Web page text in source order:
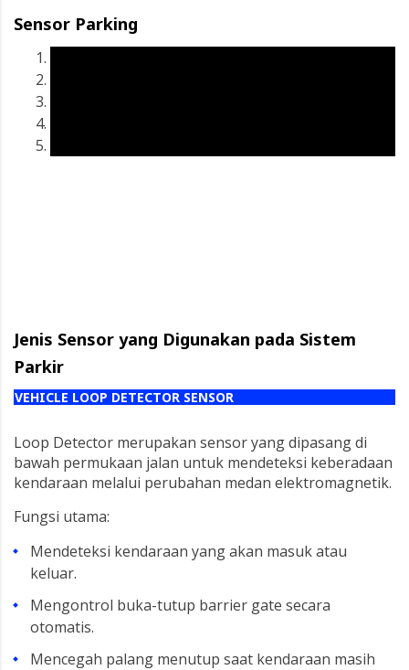
Sensor Parking
Jenis Sensor yang Digunakan pada Sistem
Parkir
VEHICLE LOOP DETECTOR SENSOR
Loop Detector merupakan sensor yang dipasang di
bawah permukaan jalan untuk mendeteksi keberadaan
kendaraan melalui perubahan medan elektromagnetik.
Fungsi utama:
Mendeteksi kendaraan yang akan masuk atau
keluar.
Mengontrol buka-tutup barrier gate secara
otomatis.
Mencegah palang menutup saat kendaraan masih